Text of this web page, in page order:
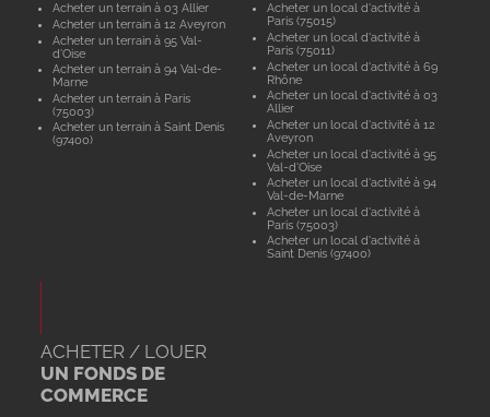
Acheter un terrain à 03 Allier
Acheter un terrain à 12 Aveyron
Acheter un terrain à 95 Val-
d'Oise
Acheter un terrain à 94 Val-de-
Marne
Acheter un terrain à Paris
(75003)
Acheter un terrain à Saint Denis
(97400)
Acheter un local d'activité à
Paris (75015)
Acheter un local d'activité à
Paris (75011)
Acheter un local d'activité à 69
Rhône
Acheter un local d'activité à 03
Allier
Acheter un local d'activité à 12
Aveyron
Acheter un local d'activité à 95
Val-d'Oise
Acheter un local d'activité à 94
Val-de-Marne
Acheter un local d'activité à
Paris (75003)
Acheter un local d'activité à
Saint Denis (97400)
ACHETER / LOUER
UN FONDS DE
COMMERCE